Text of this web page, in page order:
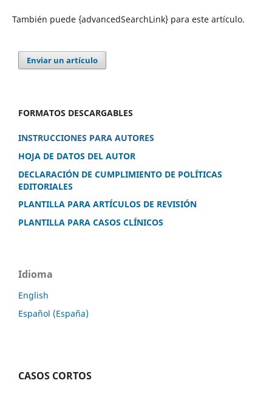
También puede {advancedSearchLink} para este artículo.
Enviar un artículo
FORMATOS DESCARGABLES
INSTRUCCIONES PARA AUTORES
HOJA DE DATOS DEL AUTOR
DECLARACIÓN DE CUMPLIMIENTO DE POLÍTICAS
EDITORIALES
PLANTILLA PARA ARTÍCULOS DE REVISIÓN
PLANTILLA PARA CASOS CLÍNICOS
Idioma
English
Español (España)
CASOS CORTOS